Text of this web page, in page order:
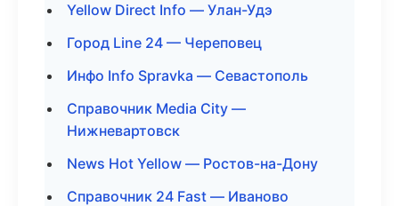
Yellow Direct Info — Улан-Удэ
Город Line 24 — Череповец
Инфо Info Spravka — Севастополь
Справочник Media City —
Нижневартовск
News Hot Yellow — Ростов-на-Дону
Справочник 24 Fast — Иваново